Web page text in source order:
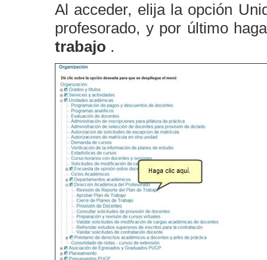
Al acceder, elija la opción
profesorado, y por último
trabajo .